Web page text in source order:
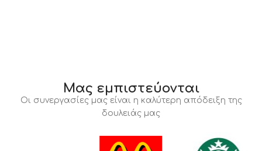
Μας εμπιστεύονται
Οι συνεργασίες μας είναι η καλύτερη απόδειξη της
δουλειάς μας